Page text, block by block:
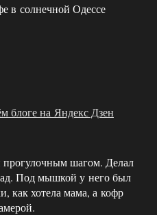
в солнечной Одессе
блоге на Яндекс Дзен
шагом. Делал
Под мышкой у него был
как хотела мама, а кофр